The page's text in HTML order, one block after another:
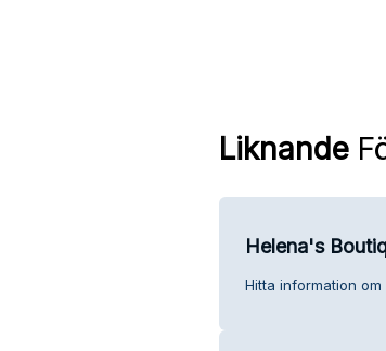
Liknande
Helena's
Hitta information